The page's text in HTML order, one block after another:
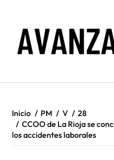
contenido
Inicio PM V
28
CCOO de La Rioja se
los accidentes laborales